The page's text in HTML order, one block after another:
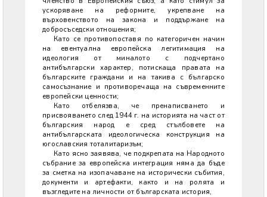
ускоряване на реформите, укрепване на
върховенството на закона и поддържане на
добросъседски отношения;
Като се противопоставя по категоричен начин
на евентуална европейска легитимация на
идеология от миналото с подчертано
антибългарски характер, потискаща правата на
българските граждани и на такива с българско
самосъзнание и противоречаща на съвременните
европейски ценности;
Като отбелязва, че пренаписването и
присвояването след 1944 г. на историята на част от
българския народ е сред стълбовете на
антибългарската идеологическа конструкция на
югославския тоталитаризъм;
Като ясно заявява, че подкрепата на Народното
събрание за европейска интеграция няма да бъде
за сметка на изопачаване на исторически събития,
документи и артефакти, както и на ролята и
възгледите на личности от българската история,